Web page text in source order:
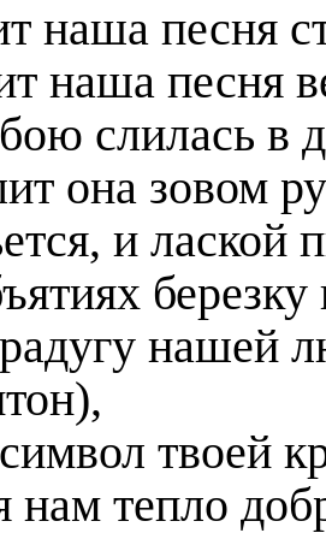
наша песня
наша песня
слилась в
она зовом
и лаской
березку
нашей
твоей
нам тепло